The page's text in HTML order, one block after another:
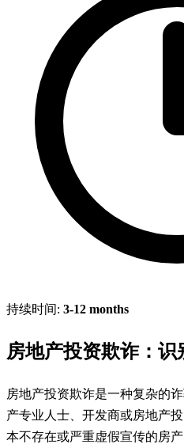
持续时间: 3-12 months
房地产投资欺诈：识
房地产投资欺诈是一种复杂的
产专业人士、开发商或房地产
本不存在或严重虚假宣传的房